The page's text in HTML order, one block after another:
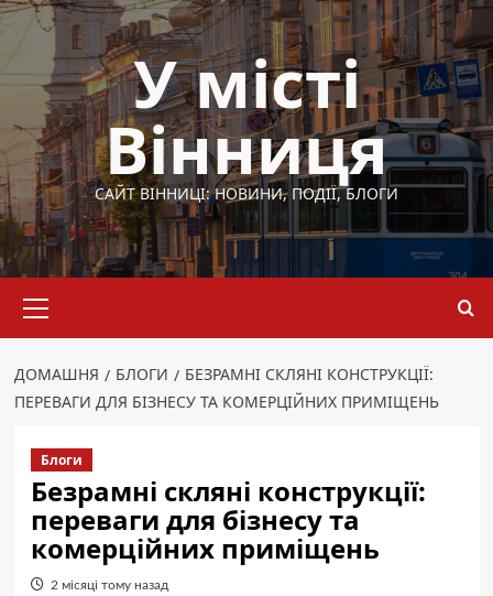
Перейти
до
вмісту
У місті
Вінниця
САЙТ ВІННИЦІ: НОВИНИ, ПОДІЇ, БЛОГИ
меню
ДОМАШНЯ БЛОГИ
БЕЗРАМНІ СКЛЯНІ КОНСТРУКЦІЇ:
ПЕРЕВАГИ ДЛЯ БІЗНЕСУ ТА КОМЕРЦІЙНИХ ПРИМІЩЕНЬ
Блоги
Безрамні скляні конструкції:
переваги для бізнесу та
комерційних приміщень
2 місяці тому назад